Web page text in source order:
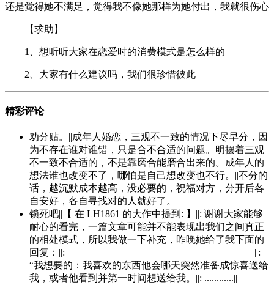
还是觉得她不满足，觉得我不像她那样为她付出，我就很伤心
【求助】
1、想听听大家在恋爱时的消费模式是怎么样的
2、大家有什么建议吗，我们很珍惜彼此
精彩评论
劝分贴。||成年人婚恋，三观不一致的情况下尽早分，因
为不存在谁对谁错，只是合不合适的问题。明摆着三观
不一致不合适的，不是靠磨合能磨合出来的。成年人的
想法谁也改变不了，哪怕是自己想改变也不行。||不分的
话，越沉默成本越高，没必要的，祝福对方，分开后各
自安好，各自寻找对的人就好了。||
锁死吧||【 在 LH1861 的大作中提到: 】||: 谢谢大家能够
耐心的看完，一篇文章可能并不能表现出我们之间真正
的相处模式，所以我做一下补充，昨晚她给了我下面的
回复：||: ==================================||:
“我想要的：我喜欢的东西他会哪天突然准备成惊喜送给
我，或者他看到并第一时间想送给我。||: ............||